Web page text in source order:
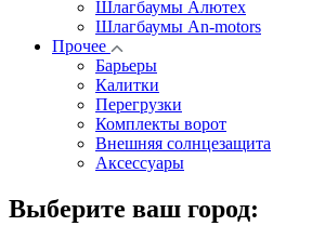
Шлагбаумы Алютех
Шлагбаумы An-motors
Прочее
Барьеры
Калитки
Перегрузки
Комплекты ворот
Внешняя солнцезащита
Аксессуары
Выберите ваш город: